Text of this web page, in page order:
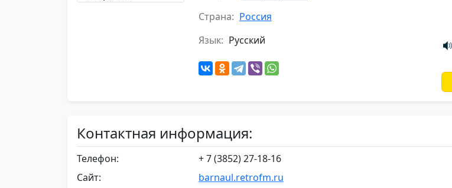
Страна: Россия
Язык: Русский
Контактная информация:
Телефон:
+ 7 (3852) 27-18-16
Сайт:
barnaul.retrofm.ru